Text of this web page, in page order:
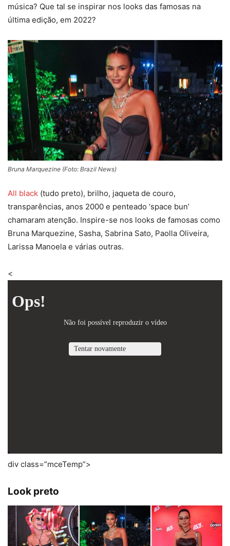
música? Que tal se inspirar nos looks das famosas na
última edição, em 2022?
Bruna Marquezine (Foto: Brazil News)
All black (tudo preto), brilho, jaqueta de couro,
transparências, anos 2000 e penteado ‘space bun’
chamaram atenção. Inspire-se nos looks de famosas como
Bruna Marquezine, Sasha, Sabrina Sato, Paolla Oliveira,
Larissa Manoela e várias outras.
<
div class=”mceTemp”>
Look preto